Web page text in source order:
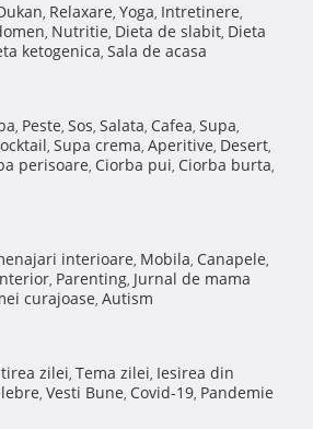
, Relaxare, Yoga, Intretinere,
, Nutritie, Dieta de slabit, Dieta
ketogenica, Sala de acasa
, Peste, Sos, Salata, Cafea, Supa,
, Supa crema, Aperitive, Desert,
perisoare, Ciorba pui, Ciorba burta,
interioare, Mobila, Canapele,
, Parenting, Jurnal de mama
curajoase, Autism
zilei, Tema zilei, Iesirea din
, Vesti Bune, Covid-19, Pandemie